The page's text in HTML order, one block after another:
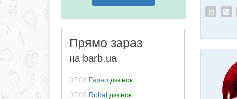
Прямо зараз
на barb.ua
07:08 Гарно дзвінок
07:08 Rohal дзвінок